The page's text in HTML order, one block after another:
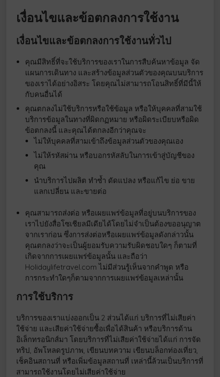
เงื่อนไขและข้อตกลงการใช้งาน
เงื่อนไขและข้อตกลงการใช้งานทั่วไป
คุณมีสิทธิ์ที่จะใช้บริการของเราในการสืบค้นหาข้อมูล จัด
แผนการเดินทาง และสร้างข้อมูลส่วนตัวของคุณบนบริการ
ของเราได้อย่างอิสระ โดยคุณไม่สามารถโอนสิทธิ์ที่มีนี้ให้
กับคนอื่นได้
คุณตกลงไม่ใช้บริการหรือใช้ข้อมูล หรือให้บุคคลที่สามใช้
บริการข้อมูลในทางที่ผิดกฏหมาย หรือผิดระเบียบหรือผิด
ข้อตกลงนี้ และคุณได้ตกลงอีกว่าคุณจะ
ไม่ให้บุคคลที่สามเข้าถึงข้อมูลส่วนตัวของคุณเอง
ไม่ให้รหัสผ่าน หรือบอกรหัสลับในการเข้าสู่บัญชีของ
คุณ
นำบริการไปผลิต ทำซ้ำ ดัดแปลง หรือแก้ไข ย่อ ขาย
แลกเปลี่ยน และขายต่อ
คุณสามารถส่งต่อ หรือเผยแพร่ข้อมูลที่อยู่บนบริการของ
เราไปยังสื่อโซเชียลมีเดียได้โดยไม่จำเป็นต้องขออนุญาต
จากเราก่อน ซึ่งการส่งต่อหรือเผยแพร่ข้อมูลดังกล่าวนั้น
คุณตกลงว่าจะเป็นผู้ยอมรับความรับผิดชอบใดๆ ก็ตามที่
เกิดจากการเผยแพร่ข้อมูลนั้น และถือว่า
Holidaylifetravel.com ไม่มีส่วนรู้เห็นจากคำพูด หรือ
การกระทำใดๆก็ตามจากการเผยแพร่ข้อมูลเหล่านั้น
การใช้บริการ
บริการของเราแบ่งออกเป็น 2 ส่วนได้แก่ บริการที่ไม่เสียค่า
ใช้จ่าย และเสียค่าใช้จ่ายซื้อเพื่อได้สินค้า หรือบริการด้าน
อิเล็กทรอนิกส์มา โดยบริการที่ไม่เสียค่าใช้จ่ายได้แก่ การจัด
ทริป, อัพโหลดรูปภาพ, เขียนบทความ เขียนบล็อกท่องเที่ยว,
เช็คอินสถานที่ หรือเพิ่มข้อมูลสถานที่ เหล่านี้ล้วนเป็นบริการที่
สามารถใช้งานโดยไม่เสียค่าใช้จ่าย